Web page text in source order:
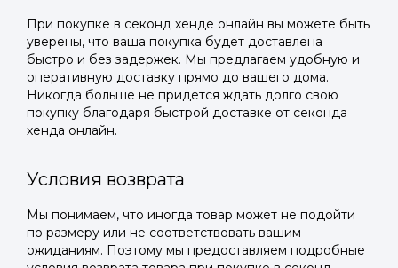
При покупке в секонд хенде онлайн вы можете быть
уверены, что ваша покупка будет доставлена
быстро и без задержек. Мы предлагаем удобную и
оперативную доставку прямо до вашего дома.
Никогда больше не придется ждать долго свою
покупку благодаря быстрой доставке от секонда
хенда онлайн.
Условия возврата
Мы понимаем, что иногда товар может не подойти
по размеру или не соответствовать вашим
ожиданиям. Поэтому мы предоставляем подробные